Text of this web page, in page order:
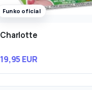
Funko oficial
Charlotte
19,95 EUR